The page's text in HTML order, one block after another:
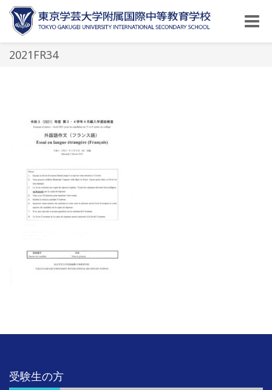
Toggle
2021FR34
受験生の方